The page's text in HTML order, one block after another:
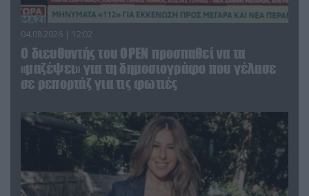
04.08.2026 | 12:02
O διευθυντής του OPEN προσπαθεί να τα
«μαζέψει» για τη δημοσιογράφο που γέλασε
σε ρεπορτάζ για τις φωτιές